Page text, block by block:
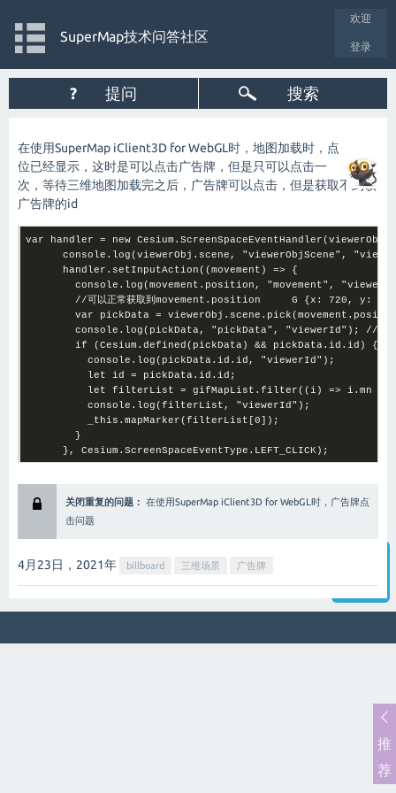
智能客服
欢迎
登录
SuperMap技术问答社区
? 提问 搜索
在使用SuperMap iClient3D for WebGL时，地图加载时，点
位已经显示，这时是可以点击广告牌，但是只可以点击一
次，等待三维地图加载完之后，广告牌可以点击，但是获取不到该
广告牌的id
var handler = new
console.log(viewerObj.scene, "viewerObjScene",
      handler.setInputAction((movement) => {
console.log(movement.position, "movement",
//可以正常获取到movement.position     G {x: 720, y:
var pickData =
console.log(pickData, "pickData", "viewerId"); //
        if (Cesium.defined(pickData) && pickData.id.id) {
          console.log(pickData.id.id, "viewerId");
          let id = pickData.id.id;
let filterList = gifMapList.filter((i) => i.mn ==
          console.log(filterList, "viewerId");
          _this.mapMarker(filterList[0]);
        }
      }, Cesium.ScreenSpaceEventType.LEFT_CLICK);
关闭重复的问题： 在使用SuperMap iClient3D for WebGL时，广告牌点
击问题
4月23日，2021年 billboard 三维场景 广告牌